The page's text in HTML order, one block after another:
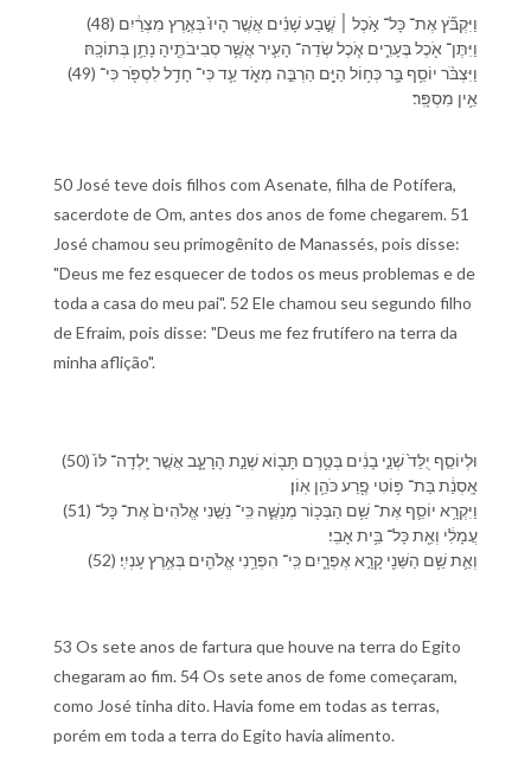
(48) וַ⁠יִּקְבֹּ֞ץ אֶת־ כָּל־ אֹ֣כֶל ׀ שֶׁ֣בַע שָׁנִ֗ים אֲשֶׁ֤ר הָיוּ֙ בְּ⁠אֶ֣רֶץ מִצְרַ֔יִם
וַ⁠יִּתֶּן־ אֹ֖כֶל בֶּ⁠עָרִ֑ים אֹ֧כֶל שְׂדֵה־ הָ⁠עִ֛יר אֲשֶׁ֥ר סְבִיבֹתֶ֖י⁠הָ נָתַ֥ן בְּ⁠תוֹכָֽ⁠הּ׃
(49) וַ⁠יִּצְבֹּ֨ר יוֹסֵ֥ף בָּ֛ר כְּ⁠ח֥וֹל הַ⁠יָּ֖ם הַרְבֵּ֣ה מְאֹ֑ד עַ֛ד כִּי־ חָדַ֥ל לִ⁠סְפֹּ֖ר כִּי־
אֵ֥ין מִסְפָּֽר׃
50 José teve dois filhos com Asenate, filha de Potífera,
sacerdote de Om, antes dos anos de fome chegarem. 51
José chamou seu primogênito de Manassés, pois disse:
"Deus me fez esquecer de todos os meus problemas e de
toda a casa do meu pai". 52 Ele chamou seu segundo filho
de Efraim, pois disse: "Deus me fez frutífero na terra da
minha aflição".
(50) וּ⁠לְ⁠יוֹסֵ֤ף יֻלַּד֙ שְׁנֵ֣י בָנִ֔ים בְּ⁠טֶ֥רֶם תָּב֖וֹא שְׁנַ֣ת הָ⁠רָעָ֑ב אֲשֶׁ֤ר יָֽלְדָה־ לּ⁠וֹ֙
אָֽסְנַ֔ת בַּת־ פּ֥וֹטִי פֶ֖רַע כֹּהֵ֥ן אֽוֹן׃
(51) וַ⁠יִּקְרָ֥א יוֹסֵ֛ף אֶת־ שֵׁ֥ם הַ⁠בְּכ֖וֹר מְנַשֶּׁ֑ה כִּֽי־ נַשַּׁ֤⁠נִי אֱלֹהִים֙ אֶת־ כָּל־
עֲמָלִ֔⁠י וְ⁠אֵ֖ת כָּל־ בֵּ֥ית אָבִֽ⁠י׃
(52) וְ⁠אֵ֛ת שֵׁ֥ם הַ⁠שֵּׁנִ֖י קָרָ֣א אֶפְרָ֑יִם כִּֽי־ הִפְרַ֥⁠נִי אֱלֹהִ֖ים בְּ⁠אֶ֥רֶץ עָנְיִֽ⁠י׃
53 Os sete anos de fartura que houve na terra do Egito
chegaram ao fim. 54 Os sete anos de fome começaram,
como José tinha dito. Havia fome em todas as terras,
porém em toda a terra do Egito havia alimento.